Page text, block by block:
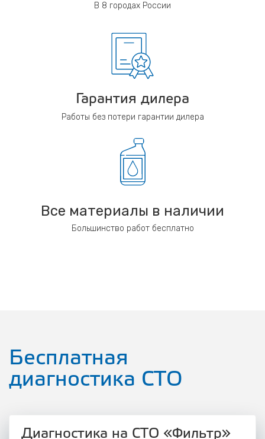
В 8 городах России
Гарантия дилера
Работы без потери гарантии дилера
Все материалы в наличии
Большинство работ бесплатно
Бесплатная
диагностика СТО
Диагностика на СТО «Фильтр»